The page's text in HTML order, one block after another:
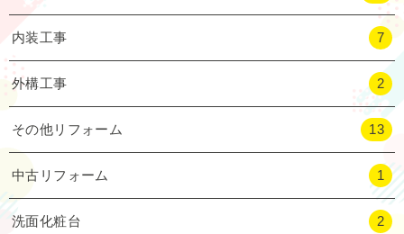
内装工事 7
外構工事 2
その他リフォーム 13
中古リフォーム 1
洗面化粧台 2